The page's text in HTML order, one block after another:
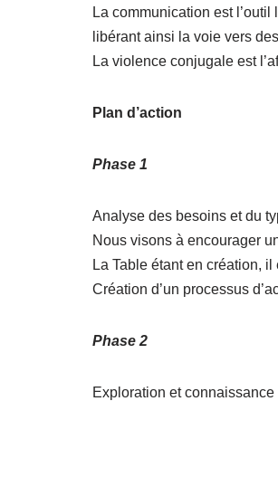
La communication est
libérant ainsi la voie vers
La violence conjugale est
Plan d’action
Phase 1
Analyse des besoins et du
Nous visons à encourager
La Table étant en création,
Création d’un processus
Phase 2
Exploration et